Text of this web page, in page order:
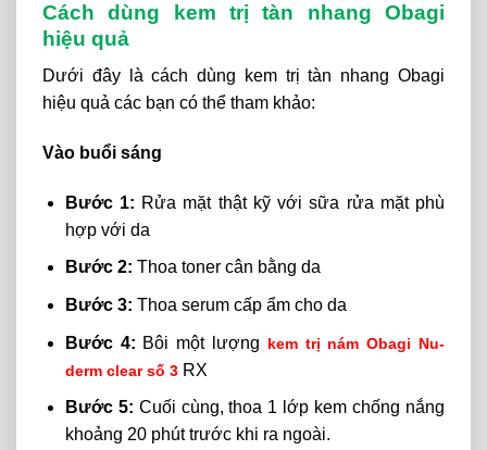
Cách dùng kem trị tàn nhang Obagi
hiệu quả
Dưới đây là cách dùng kem trị tàn nhang Obagi
hiệu quả các bạn có thể tham khảo:
Vào buổi sáng
Bước 1: Rửa mặt thật kỹ với sữa rửa mặt phù
hợp với da
Bước 2: Thoa toner cân bằng da
Bước 3: Thoa serum cấp ẩm cho da
Bước 4: Bôi một lượng kem trị nám Obagi Nu-
derm clear số 3 RX
Bước 5: Cuối cùng, thoa 1 lớp kem chống nắng
khoảng 20 phút trước khi ra ngoài.